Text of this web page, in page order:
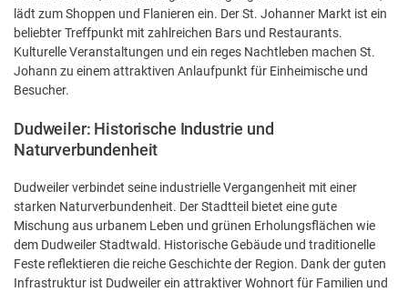
lädt zum Shoppen und Flanieren ein. Der St. Johanner Markt ist ein
beliebter Treffpunkt mit zahlreichen Bars und Restaurants.
Kulturelle Veranstaltungen und ein reges Nachtleben machen St.
Johann zu einem attraktiven Anlaufpunkt für Einheimische und
Besucher.
Dudweiler: Historische Industrie und
Naturverbundenheit
Dudweiler verbindet seine industrielle Vergangenheit mit einer
starken Naturverbundenheit. Der Stadtteil bietet eine gute
Mischung aus urbanem Leben und grünen Erholungsflächen wie
dem Dudweiler Stadtwald. Historische Gebäude und traditionelle
Feste reflektieren die reiche Geschichte der Region. Dank der guten
Infrastruktur ist Dudweiler ein attraktiver Wohnort für Familien und